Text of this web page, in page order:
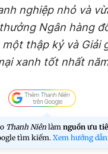
nghiệp nhỏ và
Ngân hàng
thập kỷ và Giải
xanh tốt nhất
Thanh Niên làm nguồn ưu
tìm kiếm.Xem hướng